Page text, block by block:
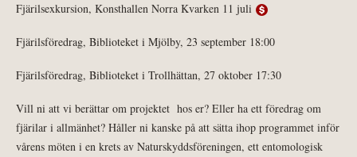
Fjärilsexkursion, Konsthallen Norra Kvarken 11 juli
Fjärilsföredrag, Biblioteket i Mjölby, 23 september 18:00
Fjärilsföredrag, Biblioteket i Trollhättan, 27 oktober 17:30
Vill ni att vi berättar om projektet hos er? Eller ha ett föredrag om
fjärilar i allmänhet? Håller ni kanske på att sätta ihop programmet inför
vårens möten i en krets av Naturskyddsföreningen, ett entomologisk